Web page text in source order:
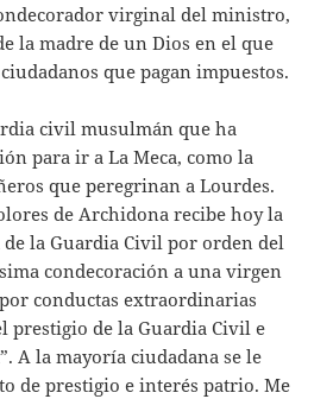
virginal del ministro,
la madre de un Dios en el que
que pagan impuestos.
civil musulmán que ha
para ir a La Meca, como la
que peregrinan a Lourdes.
de Archidona recibe hoy la
de la Guardia Civil por orden del
condecoración a una virgen
conductas extraordinarias
prestigio de la Guardia Civil e
A la mayoría ciudadana se le
de prestigio e interés patrio. Me